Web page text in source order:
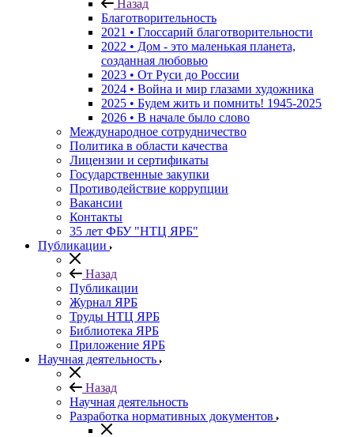
Назад
Благотворительность
2021 • Глоссарий благотворительности
2022 • Дом - это маленькая планета,
созданная любовью
2023 • От Руси до России
2024 • Война и мир глазами художника
2025 • Будем жить и помнить! 1945-2025
2026 • В начале было слово
Международное сотрудничество
Политика в области качества
Лицензии и сертификаты
Государственные закупки
Противодействие коррупции
Вакансии
Контакты
35 лет ФБУ "НТЦ ЯРБ"
Публикации
Назад
Публикации
Журнал ЯРБ
Труды НТЦ ЯРБ
Библиотека ЯРБ
Приложение ЯРБ
Научная деятельность
Назад
Научная деятельность
Разработка нормативных документов